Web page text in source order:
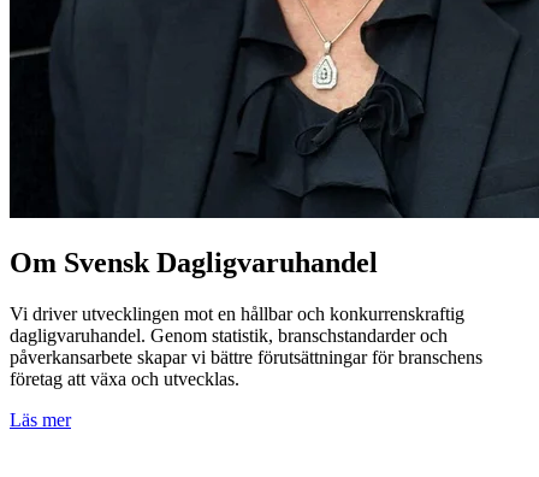
Om Svensk Dagligvaruhandel
Vi driver utvecklingen mot en hållbar och konkurrenskraftig
dagligvaruhandel. Genom statistik, branschstandarder och
påverkansarbete skapar vi bättre förutsättningar för branschens
företag att växa och utvecklas.
Läs mer